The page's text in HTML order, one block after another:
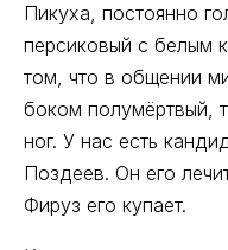
Пикуха, постоянно
персиковый с белым
том, что в общении
боком полумёртвый,
ног. У нас есть
Поздеев. Он его
Фируз его купает.